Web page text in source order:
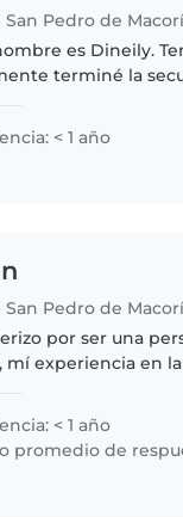
San Pedro de
es Dineily.
terminé la
con..
< 1 año
San Pedro de
por ser una
mí experiencia en
< 1 año
promedio de